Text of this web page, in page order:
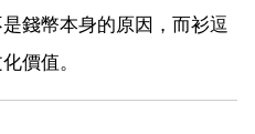
錢幣本身的原因，而衫逗
價值。